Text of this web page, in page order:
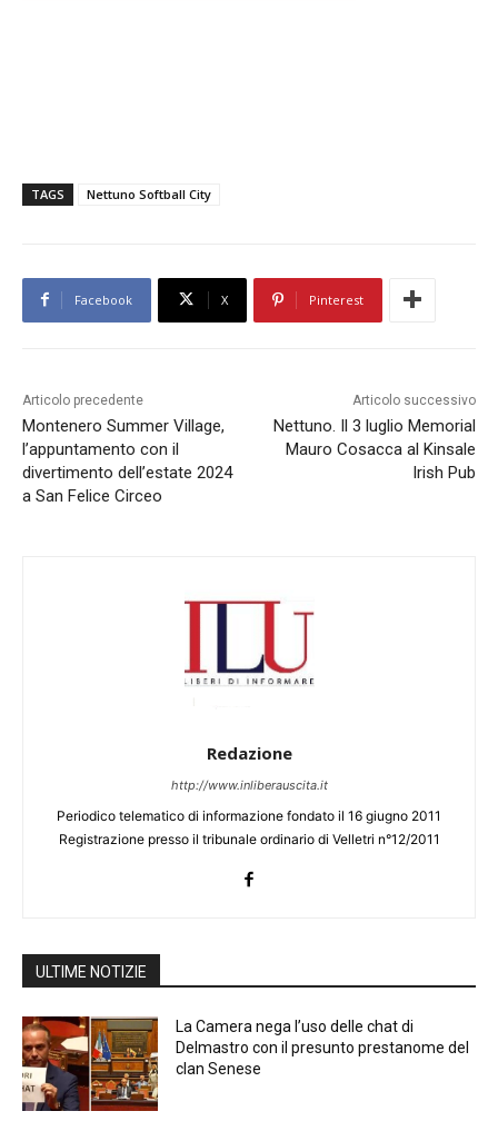
TAGS Nettuno Softball City
Facebook X Pinterest
Articolo precedente
Montenero Summer Village,
l’appuntamento con il
divertimento dell’estate 2024
a San Felice Circeo
Articolo successivo
Nettuno. Il 3 luglio Memorial
Mauro Cosacca al Kinsale
Irish Pub
Redazione
http://www.inliberauscita.it
Periodico telematico di informazione fondato il 16 giugno 2011
Registrazione presso il tribunale ordinario di Velletri n°12/2011
ULTIME NOTIZIE
La Camera nega l’uso delle chat di
Delmastro con il presunto prestanome del
clan Senese